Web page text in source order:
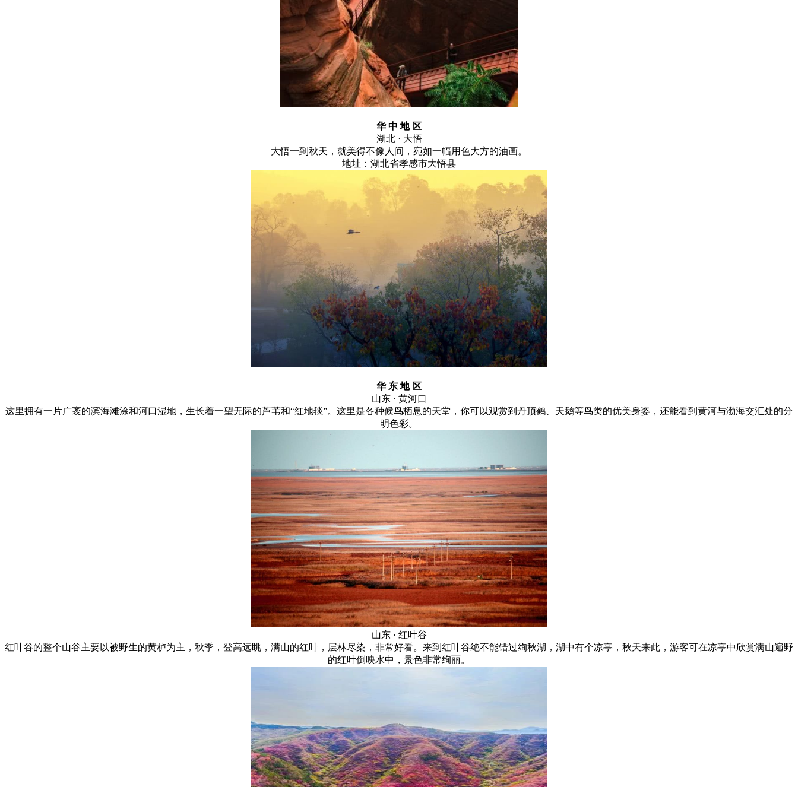
华 中 地 区
湖北 · 大悟
大悟一到秋天，就美得不像人间，宛如一幅用色大方的油画。
地址：湖北省孝感市大悟县
华 东 地 区
山东 · 黄河口
这里拥有一片广袤的滨海滩涂和河口湿地，生长着一望无际的芦苇和“红地毯”。这里是各种候鸟栖息的天堂，你可以观赏到丹顶鹤、天鹅等鸟类的优美身姿，还能看到黄河与渤海交汇处的分
明色彩。
山东 · 红叶谷
红叶谷的整个山谷主要以被野生的黄栌为主，秋季，登高远眺，满山的红叶，层林尽染，非常好看。来到红叶谷绝不能错过绚秋湖，湖中有个凉亭，秋天来此，游客可在凉亭中欣赏满山遍野
的红叶倒映水中，景色非常绚丽。